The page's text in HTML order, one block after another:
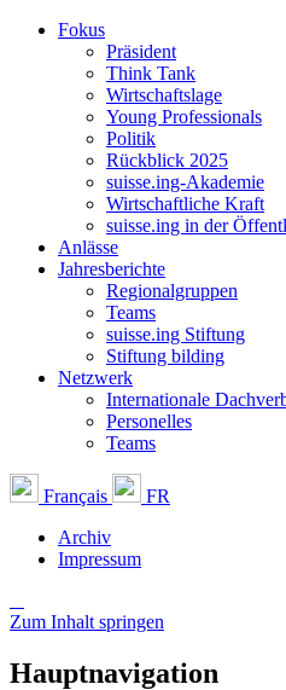
Fokus
Präsident
Think Tank
Wirtschaftslage
Young Professionals
Politik
Rückblick 2025
suisse.ing-Akademie
Wirtschaftliche Kraft
suisse.ing in der
Anlässe
Jahresberichte
Regionalgruppen
Teams
suisse.ing Stiftung
Stiftung bilding
Netzwerk
Internationale
Personelles
Teams
Français
FR
Archiv
Impressum
Zum Inhalt springen
Hauptnavigation